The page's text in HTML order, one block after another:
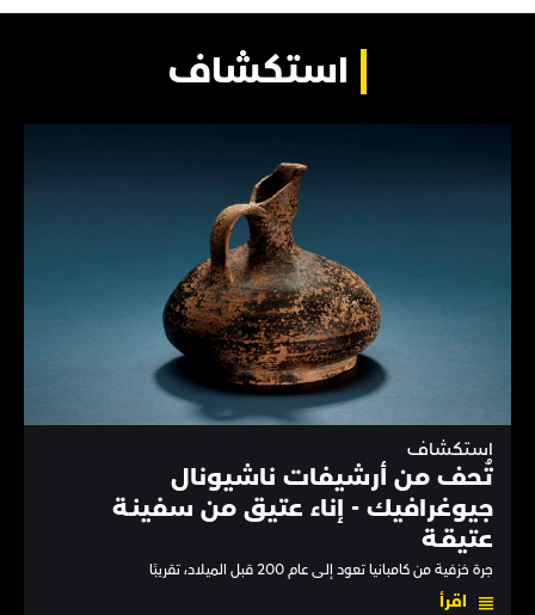
استكشاف
استكشاف
تُحف من أرشيفات ناشيونال
جيوغرافيك - إناء عتيق من سفينـة
عتيقـة
جرة خزفية من كامبانيا تعود إلى عام 200 قبل الميلاد، تقريبًا
اقرأ